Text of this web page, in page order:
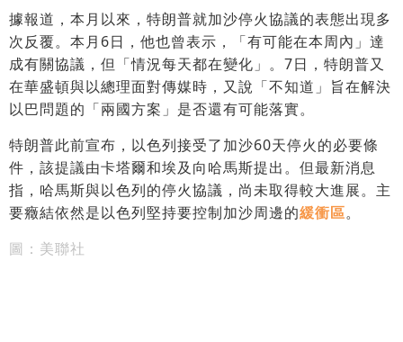
據報道，本月以來，特朗普就加沙停火協議的表態出現多
次反覆。本月6日，他也曾表示，「有可能在本周內」達
成有關協議，但「情況每天都在變化」。7日，特朗普又
在華盛頓與以總理面對傳媒時，又說「不知道」旨在解決
以巴問題的「兩國方案」是否還有可能落實。
特朗普此前宣布，以色列接受了加沙60天停火的必要條
件，該提議由卡塔爾和埃及向哈馬斯提出。但最新消息
指，哈馬斯與以色列的停火協議，尚未取得較大進展。主
要癥結依然是以色列堅持要控制加沙周邊的緩衝區。
圖：美聯社